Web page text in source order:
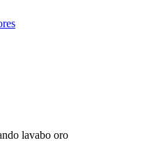
lavabo oro